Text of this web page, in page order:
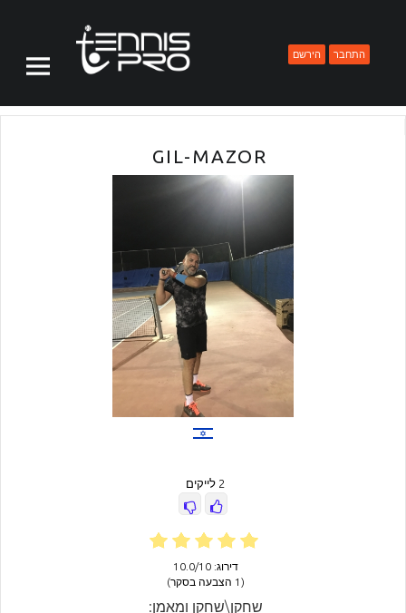
הירשם התחבר
פרופיל שחקן - TENNISPRO
GIL-MAZOR
2 לייקים
דירוג: 10.0/10
(1 הצבעה בסקר)
שחקן\שחקן ומאמן: